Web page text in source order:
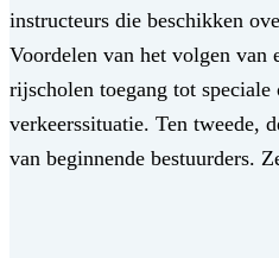
instructeurs die beschikken
Voordelen van het volgen van
rijscholen toegang tot
verkeerssituatie. Ten tweede,
van beginnende bestuurders.